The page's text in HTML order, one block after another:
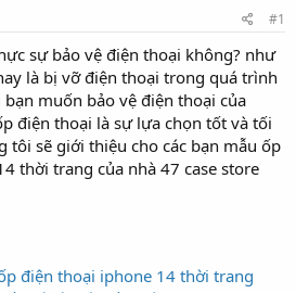
#1
sự bảo vệ điện thoại không? như
là bị vỡ điện thoại trong quá trình
muốn bảo vệ điện thoại của
điện thoại là sự lựa chọn tốt và tối
tôi sẽ giới thiệu cho các bạn mẫu ốp
thời trang của nhà 47 case store
điện thoại iphone 14 thời trang